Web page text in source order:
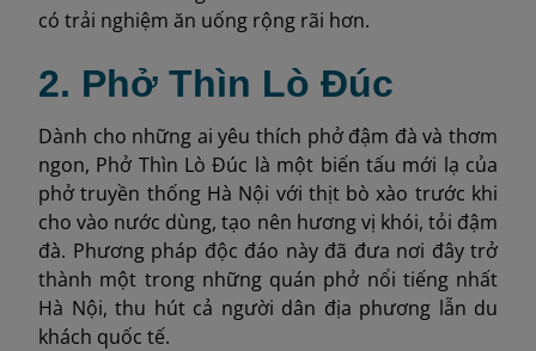
có trải nghiệm ăn uống rộng rãi hơn.
2. Phở Thìn Lò Đúc
Dành cho những ai yêu thích phở đậm đà và thơm
ngon, Phở Thìn Lò Đúc là một biến tấu mới lạ của
phở truyền thống Hà Nội với thịt bò xào trước khi
cho vào nước dùng, tạo nên hương vị khói, tỏi đậm
đà. Phương pháp độc đáo này đã đưa nơi đây trở
thành một trong những quán phở nổi tiếng nhất
Hà Nội, thu hút cả người dân địa phương lẫn du
khách quốc tế.